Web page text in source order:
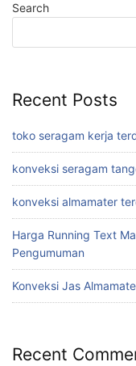
Search
Recent Posts
toko seragam kerja
konveksi seragam
konveksi almamater
Harga Running Text
Pengumuman
Konveksi Jas
Recent